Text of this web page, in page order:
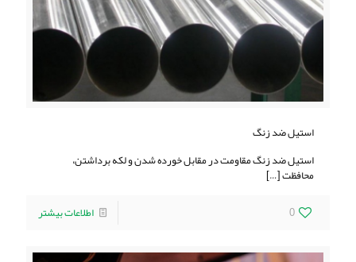
استیل ضد زنگ
استیل ضد زنگ مقاومت در مقابل خورده شدن و لکه برداشتن،
محافظت[…]
0
اطلاعات بیشتر